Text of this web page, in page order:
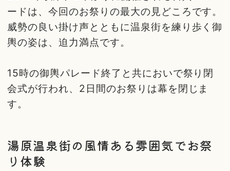
ードは、今回のお祭りの最大の見どころです。
威勢の良い掛け声とともに温泉街を練り歩く御
輿の姿は、迫力満点です。
15時の御輿パレード終了と共においで祭り閉
会式が行われ、2日間のお祭りは幕を閉じま
す。
湯原温泉街の風情ある雰囲気でお祭
り体験